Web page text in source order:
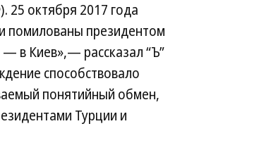
25 октября 2017 года
помилованы президентом
в Киев»,— рассказал “Ъ”
способствовало
понятийный обмен,
Турции и